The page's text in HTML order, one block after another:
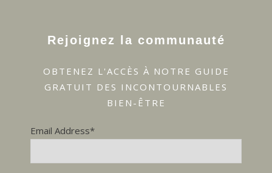
Rejoignez la communauté
OBTENEZ L'ACCÈS À NOTRE GUIDE
GRATUIT DES INCONTOURNABLES
BIEN-ÊTRE
Email Address*